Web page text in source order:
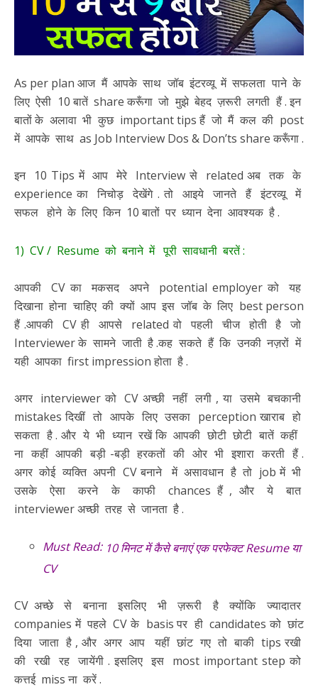
As per plan आज मैं आपके साथ जॉब इंटरव्यू में सफलता पाने के
लिए ऐसी 10 बातें share करूँगा जो मुझे बेहद ज़रूरी लगती हैं . इन
बातों के अलावा भी कुछ important tips हैं जो मैं कल की post
में आपके साथ as Job Interview Dos & Don’ts share करूँगा .
इन 10 Tips में आप मेरे Interview से related अब तक के
experience का निचोड़ देखेंगे . तो आइये जानते हैं इंटरव्यू में
सफल होने के लिए किन 10 बातों पर ध्यान देना आवश्यक है .
1) CV / Resume को बनाने में पूरी सावधानी बरतें :
आपकी CV का मकसद अपने potential employer को यह
दिखाना होना चाहिए की क्यों आप इस जॉब के लिए best person
हैं .आपकी CV ही आपसे related वो पहली चीज होती है जो
Interviewer के सामने जाती है .कह सकते हैं कि उनकी नज़रों में
यही आपका first impression होता है .
अगर interviewer को CV अच्छी नहीं लगी , या उसमे बचकानी
mistakes दिखीं तो आपके लिए उसका perception खाराब हो
सकता है . और ये भी ध्यान रखें कि आपकी छोटी छोटी बातें कहीं
ना कहीं आपकी बड़ी -बड़ी हरकतों की ओर भी इशारा करती हैं .
अगर कोई व्यक्ति अपनी CV बनाने में असावधान है तो job में भी
उसके ऐसा करने के काफी chances हैं , और ये बात
interviewer अच्छी तरह से जानता है .
Must Read: 10 मिनट में कैसे बनाएं एक परफेक्ट Resume या
CV
CV अच्छे से बनाना इसलिए भी ज़रूरी है क्योंकि ज्यादातर
companies में पहले CV के basis पर ही candidates को छांट
दिया जाता है , और अगर आप यहीं छांट गए तो बाकी tips रखी
की रखी रह जायेंगी . इसलिए इस most important step को
कत्तई miss ना करें .